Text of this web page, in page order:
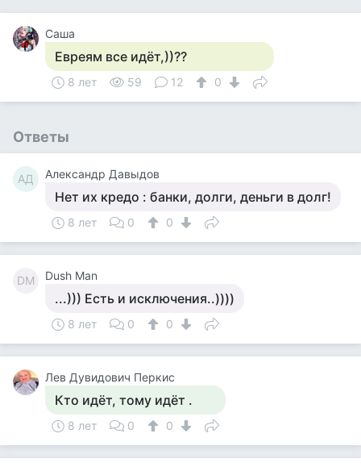
Саша
Евреям все идёт,))??
8 лет 59 12 0
Ответы
АД Александр Давыдов
Нет их кредо : банки, долги, деньги в долг!
8 лет 0 0
DM Dush Man
...))) Есть и исключения..))))
8 лет 0 0
Лев Дувидович Перкис
Кто идёт, тому идёт .
8 лет 0 0